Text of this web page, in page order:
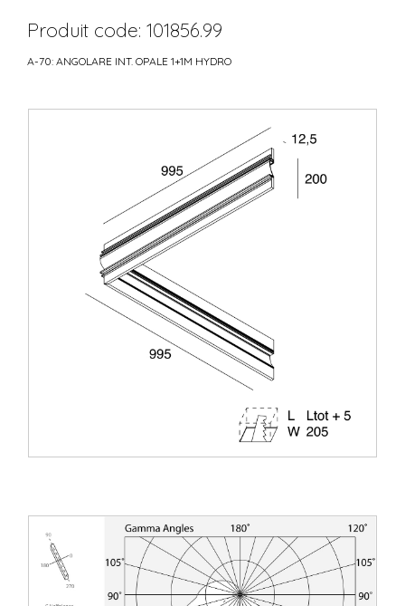
Produit code: 101856.99
A-70: ANGOLARE INT. OPALE 1+1M HYDRO